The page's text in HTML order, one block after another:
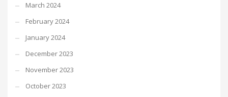
March 2024
February 2024
January 2024
December 2023
November 2023
October 2023